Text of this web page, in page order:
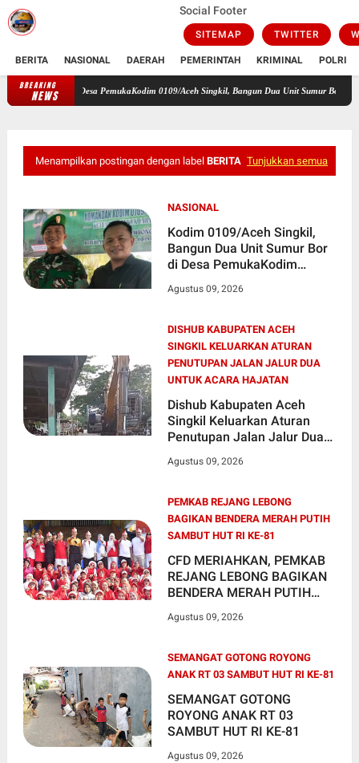
Social Footer
SITEMAP TWITTER
BERITA NASIONAL DAERAH PEMERINTAH KRIMINAL POLRI
BREAKING
NEWSKodim 0109/Aceh Singkil, Bangun Dua Unit Sumur Bor di Desa PemukaKodim
Menampilkan postingan dengan label BERITA Tunjukkan semua
NASIONAL
Kodim 0109/Aceh Singkil,
Bangun Dua Unit Sumur Bor
di Desa PemukaKodim
Dua Unit Sumur Bor di Desa
Agustus 09, 2026
DISHUB KABUPATEN ACEH
SINGKIL KELUARKAN ATURAN
PENUTUPAN JALAN JALUR DUA
UNTUK ACARA HAJATAN
Dishub Kabupaten Aceh
Singkil Keluarkan Aturan
Penutupan Jalan Jalur Dua
Agustus 09, 2026
PEMKAB REJANG LEBONG
BAGIKAN BENDERA MERAH PUTIH
SAMBUT HUT RI KE-81
CFD MERIAHKAN, PEMKAB
REJANG LEBONG BAGIKAN
BENDERA MERAH PUTIH
Agustus 09, 2026
SEMANGAT GOTONG ROYONG
ANAK RT 03 SAMBUT HUT RI KE-81
SEMANGAT GOTONG
ROYONG ANAK RT 03
SAMBUT HUT RI KE-81
Agustus 09, 2026